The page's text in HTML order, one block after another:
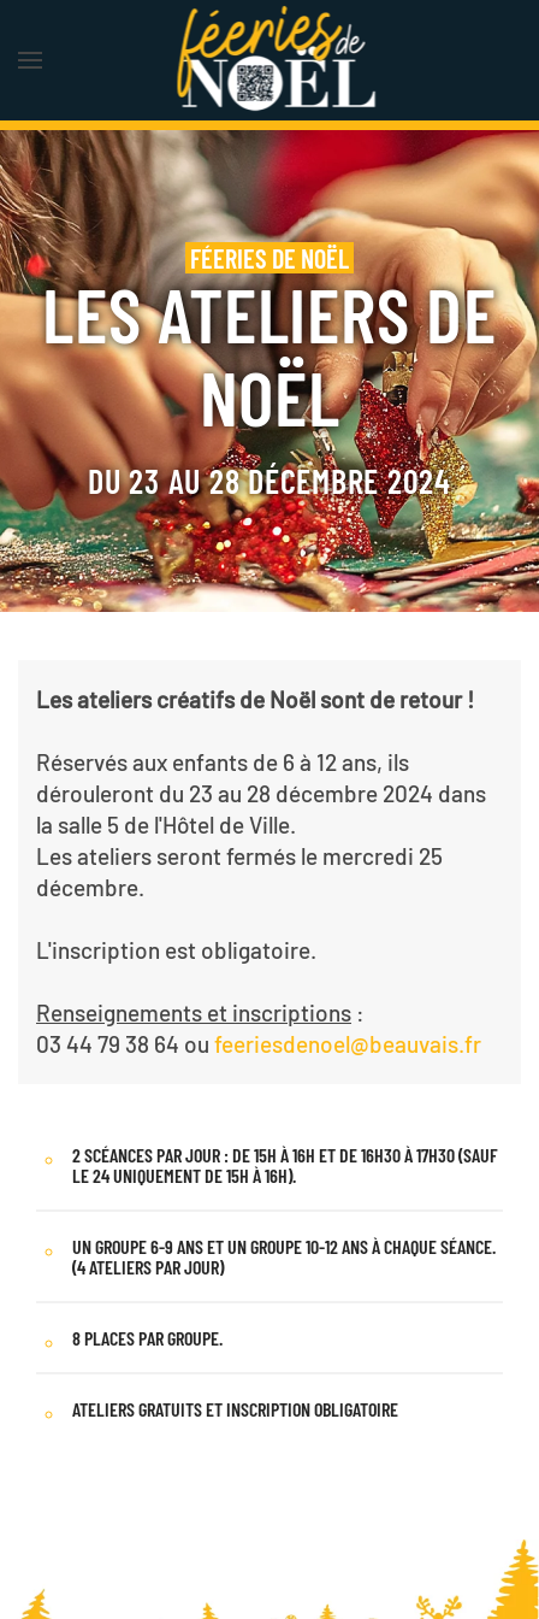
Skip to main content
FÉERIES DE NOËL
LES ATELIERS DE
NOËL
DU 23 AU 28 DÉCEMBRE 2024
Les ateliers créatifs de Noël sont de retour !
Réservés aux enfants de 6 à 12 ans, ils
dérouleront du 23 au 28 décembre 2024 dans
la salle 5 de l'Hôtel de Ville.
Les ateliers seront fermés le mercredi 25
décembre.
L'inscription est obligatoire.
Renseignements et inscriptions :
03 44 79 38 64 ou feeriesdenoel@beauvais.fr
2 SCÉANCES PAR JOUR : DE 15H À 16H ET DE 16H30 À 17H30 (SAUF
LE 24 UNIQUEMENT DE 15H À 16H).
UN GROUPE 6-9 ANS ET UN GROUPE 10-12 ANS À CHAQUE SÉANCE.
(4 ATELIERS PAR JOUR)
8 PLACES PAR GROUPE.
ATELIERS GRATUITS ET INSCRIPTION OBLIGATOIRE